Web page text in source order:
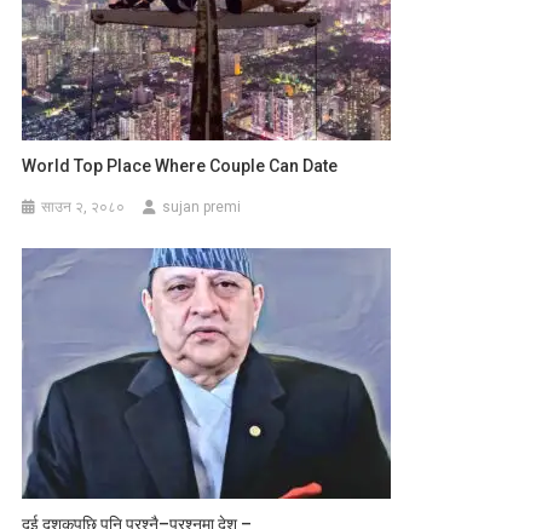
World Top Place Where Couple Can Date
साउन २, २०८० sujan premi
दुई दशकपछि पनि प्रश्नै–प्रश्नमा देश –